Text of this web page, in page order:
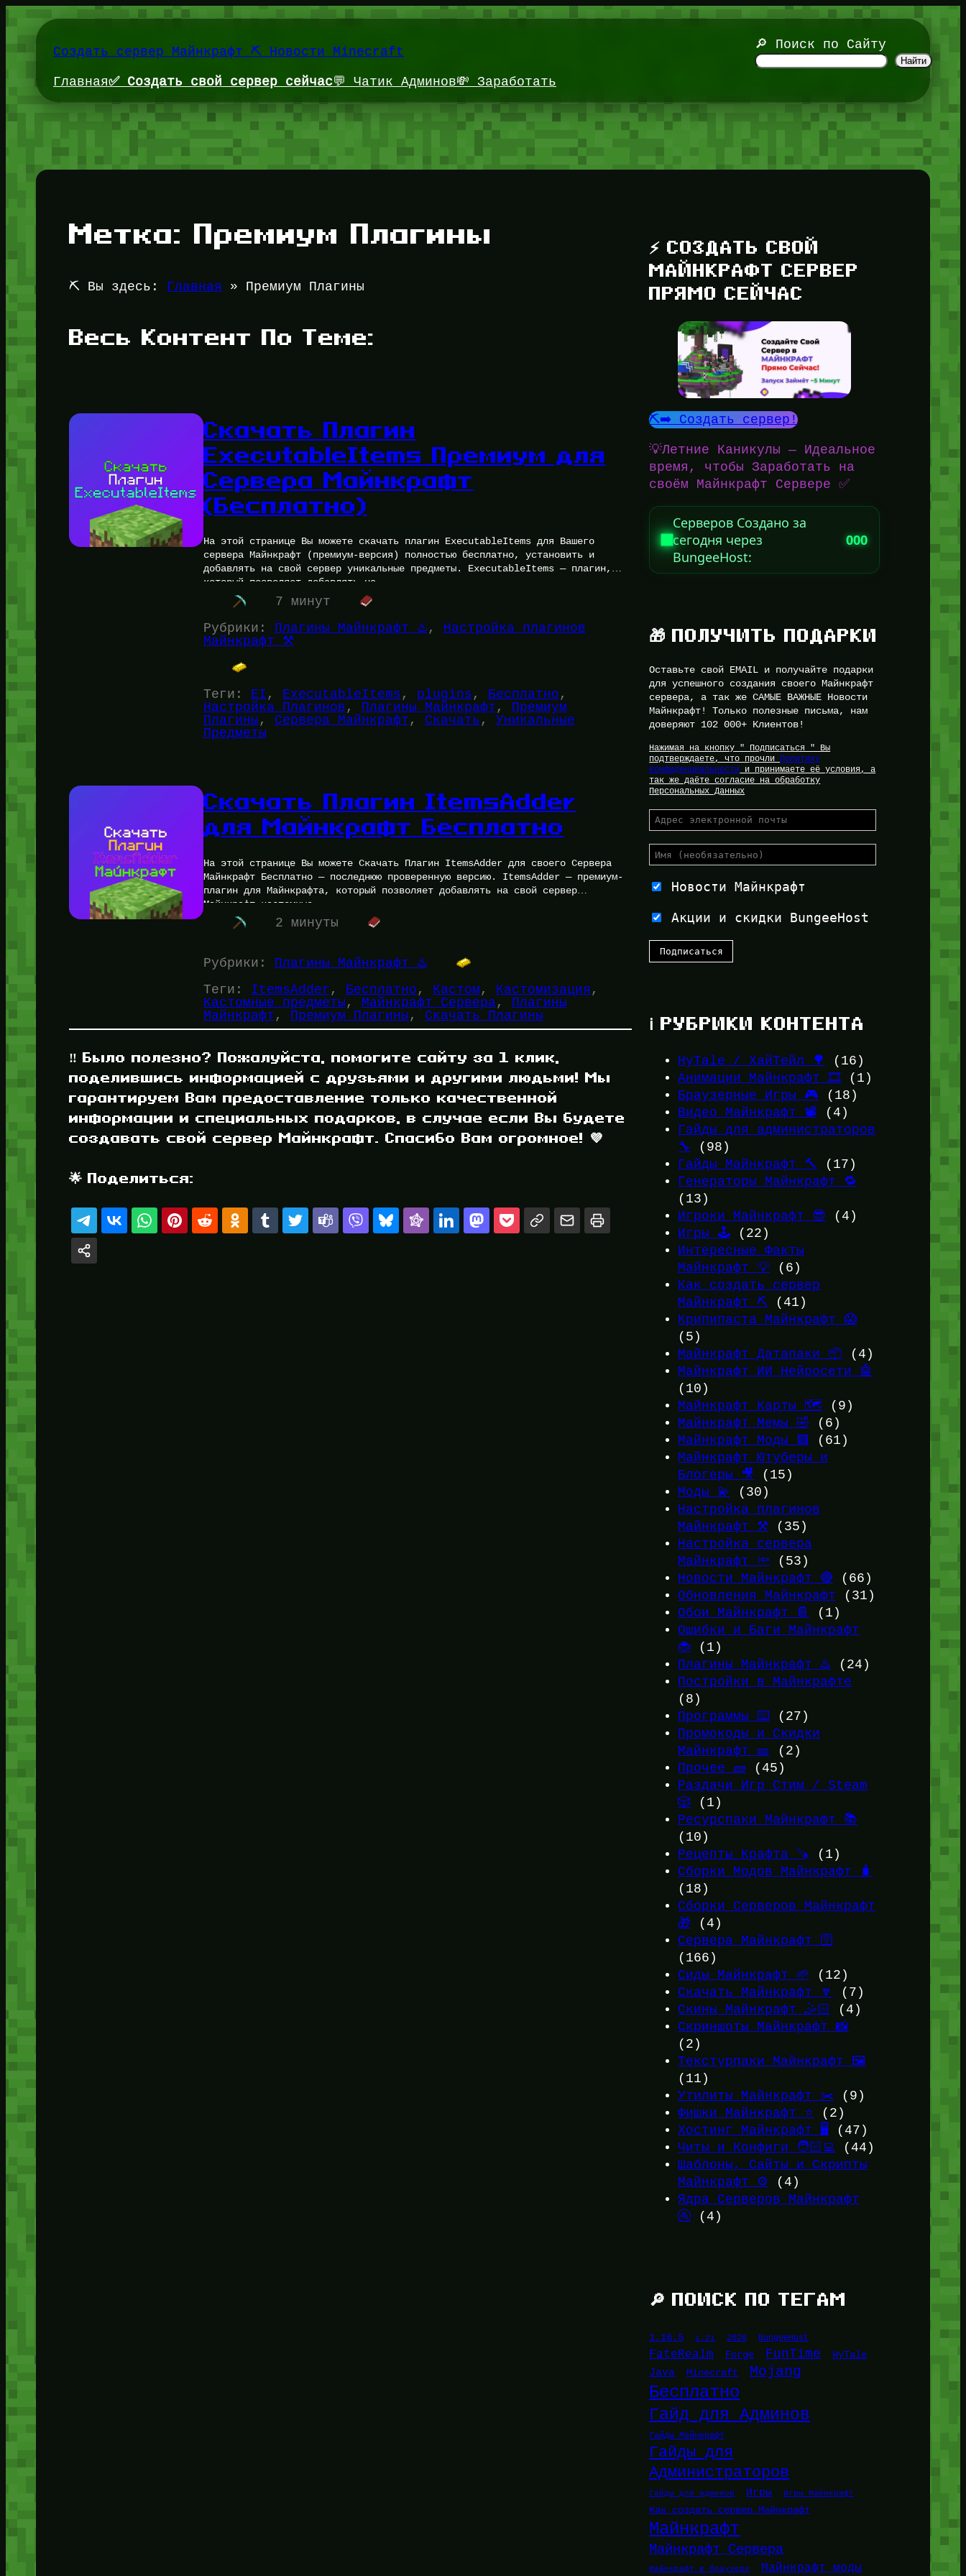
Перейти
к
содержимомуСоздать сервер Майнкрафт ⛏️ Новости Minecraft
🔎 Поиск по Сайту
Найти
Главная✅ Создать свой сервер сейчас💬 Чатик Админов💸 Заработать
Метка:Премиум Плагины
⛏️ Вы здесь: Главная » Премиум Плагины
Весь Контент По Теме:
Скачать Плагин
ExecutableItems Премиум для
Сервера Майнкрафт
(Бесплатно)
На этой странице Вы можете скачать плагин ExecutableItems для Вашего
сервера Майнкрафт (премиум-версия) полностью бесплатно, установить и
добавлять на свой сервер уникальные предметы. ExecutableItems — плагин,
который позволяет добавлять на…
7 минут
Рубрики: Плагины Майнкрафт ♨️ , Настройка плагинов
Майнкрафт ⚒️
Теги: EI , ExecutableItems , plugins , Бесплатно
Настройка Плагинов , Плагины Майнкрафт , Премиум
Плагины , Сервера Майнкрафт , Скачать , Уникальные
Предметы
Скачать Плагин ItemsAdder
для Майнкрафт Бесплатно
На этой странице Вы можете Скачать Плагин ItemsAdder для своего Сервера
Майнкрафт Бесплатно — последнюю проверенную версию. ItemsAdder — премиум-
плагин для Майнкрафта, который позволяет добавлять на свой сервер
Майнкрафт кастомные…
2 минуты
Рубрики: Плагины Майнкрафт ♨️
Теги: ItemsAdder , Бесплатно , Кастом , Кастомизация
Кастомные предметы , Майнкрафт Сервера, Плагины
Майнкрафт , Премиум Плагины , Скачать Плагины
‼️ Было полезно? Пожалуйста, помогите сайту за 1 клик,
поделившись информацией с друзьями и другими людьми! Мы
гарантируем Вам предоставление только качественной
информации и специальных подарков, в случае если Вы будете
создавать свой сервер Майнкрафт. Спасибо Вам огромное! 💜
🌟 Поделиться:
⚡ СОЗДАТЬ СВОЙ
МАЙНКРАФТ СЕРВЕР
ПРЯМО СЕЙЧАС
⛏️➡️ Создать сервер!
💡Летние Каникулы — Идеальное
время, чтобы Заработать на
своём Майнкрафт Сервере ✅
Серверов Создано за
сегодня через
BungeeHost:
000
🎁 ПОЛУЧИТЬ ПОДАРКИ
Оставьте свой EMAIL и получайте подарки
для успешного создания своего Майнкрафт
сервера, а так же САМЫЕ ВАЖНЫЕ Новости
Майнкрафт! Только полезные письма, нам
доверяют 102 000+ Клиентов!
Нажимая на кнопку " Подписаться " Вы
подтверждаете, что прочли Политику
Конфиденциальности и принимаете её условия, а
так же даёте согласие на обработку
Персональных Данных
Новости Майнкрафт
Акции и скидки BungeeHost
ℹ️ РУБРИКИ КОНТЕНТА
HyTale / ХайТейл 🌳
(16)
Анимации Майнкрафт 🎞️ (1)
Браузерные Игры 🎮 (18)
Видео Майнкрафт 📽️ (4)
Гайды для администраторов
🔧
(98)
Гайды Майнкрафт 🔨
(17)
Генераторы Майнкрафт 🔁
(13)
Игроки Майнкрафт 😎 (4)
Игры 🕹️ (22)
Интересные Факты
Майнкрафт 💡 (6)
Как создать сервер
Майнкрафт ⛏️ (41)
Крипипаста Майнкрафт 😱
(5)
Майнкрафт Датапаки 📦 (4)
Майнкрафт ИИ Нейросети 🤖
(10)
Майнкрафт Карты 🗺️ (9)
Майнкрафт Мемы 🤣 (6)
Майнкрафт Моды 🟩
(61)
Майнкрафт Ютуберы и
Блогеры 🎥
(15)
Моды 💫
(30)
Настройка плагинов
Майнкрафт ⚒️ (35)
Настройка сервера
Майнкрафт 🔦 (53)
Новости Майнкрафт 🔴 (66)
Обновления Майнкрафт (31)
Обои Майнкрафт 📔
(1)
Ошибки и Баги Майнкрафт
🐞 (1)
Плагины Майнкрафт ♨️ (24)
Постройки в Майнкрафте
(8)
Программы ⌨️
(27)
Промокоды и Скидки
Майнкрафт 🎫
(2)
Прочее 🧱 (45)
Раздачи Игр Стим / Steam
🎲 (1)
Ресурспаки Майнкрафт 📚
(10)
Рецепты Крафта 🪚 (1)
Сборки Модов Майнкрафт 🧳
(18)
Сборки Серверов Майнкрафт
🎁 (4)
Сервера Майнкрафт 🛜
(166)
Сиды Майнкрафт 🌱
(12)
Скачать Майнкрафт 🔽
(7)
Скины Майнкрафт 🤹🏻
(4)
Скриншоты Майнкрафт 📸
(2)
Текстурпаки Майнкрафт 🖼️
(11)
Утилиты Майнкрафт ✂️ (9)
Фишки Майнкрафт ⭐ (2)
Хостинг Майнкрафт 🖥️
(47)
Читы и Конфиги 🧑🏻‍💻 (44)
Шаблоны, Сайты и Скрипты
Майнкрафт ⚙️ (4)
Ядра Серверов Майнкрафт
🚰 (4)
🔎 ПОИСК ПО ТЕГАМ
1.16.5 1.21 2026 BungeeHost
FateRealm Forge FunTime HyTale
Java Minecraft Mojang
Бесплатно
Гайд для Админов
Гайды Майнкрафт
Гайды для
Администраторов
Гайды для админов Игры Игры Майнкрафт
Как создать сервер Майнкрафт
Майнкрафт
Майнкрафт Сервера
Майнкрафт в браузере Майнкрафт моды